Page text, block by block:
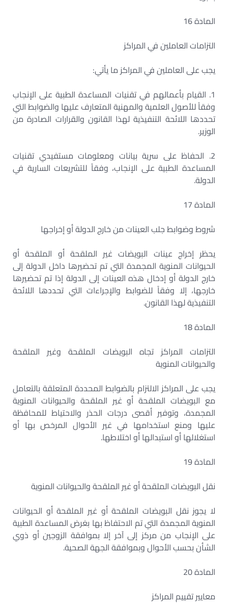
المادة 16
التزامات العاملين في المراكز
يجب على العاملين في المراكز ما يأتي:
1. القيام بأعمالهم في تقنيات المساعدة الطبية على الإنجاب
وفقاً للأصول العلمية والمهنية المتعارف عليها والضوابط التي
تحددها اللائحة التنفيذية لهذا القانون والقرارات الصادرة من
الوزير.
2. الحفاظ على سرية بيانات ومعلومات مستفيدي تقنيات
المساعدة الطبية على الإنجاب، وفقاً للتشريعات السارية في
الدولة.
المادة 17
شروط وضوابط جلب العينات من خارج الدولة أو إخراجها
يحظر إخراج عينات البويضات غير الملقحة أو الملقحة أو
الحيوانات المنوية المجمدة التي تم تحضيرها داخل الدولة إلى
خارج الدولة أو إدخال هذه العينات إلى الدولة إذا تم تحضيرها
خارجها، إلا وفقاً للضوابط والإجراءات التي تحددها اللائحة
التنفيذية لهذا القانون.
المادة 18
التزامات المراكز تجاه البويضات الملقحة وغير الملقحة
والحيوانات المنوية
يجب على المراكز الالتزام بالضوابط المحددة المتعلقة بالتعامل
مع البويضات الملقحة أو غير الملقحة والحيوانات المنوية
المجمدة، وتوفير أقصى درجات الحذر والاحتياط للمحافظة
عليها ومنع استخدامها في غير الأحوال المرخص بها أو
استغلالها أو استبدالها أو اختلاطها.
المادة 19
نقل البويضات الملقحة أو غير الملقحة والحيوانات المنوية
لا يجوز نقل البويضات الملقحة أو غير الملقحة أو الحيوانات
المنوية المجمدة التي تم الاحتفاظ بها بغرض المساعدة الطبية
على الإنجاب من مركز إلى آخر إلا بموافقة الزوجين أو ذوي
الشأن بحسب الأحوال وبموافقة الجهة الصحية.
المادة 20
معايير تقييم المراكز